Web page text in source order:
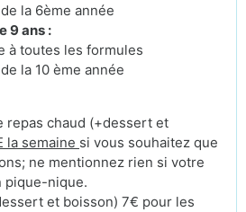
la 6ème année
9 ans :
à toutes les formules
la 10 ème année
repas chaud (+dessert et
la semaine si vous souhaitez que
ne mentionnez rien si votre
pique-nique.
et boisson) 7€ pour les